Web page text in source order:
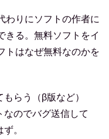
わりにソフトの作者に
きる。無料ソフトをイ
トはなぜ無料なのかを
らう（β版など）
のでバグ送信して
。